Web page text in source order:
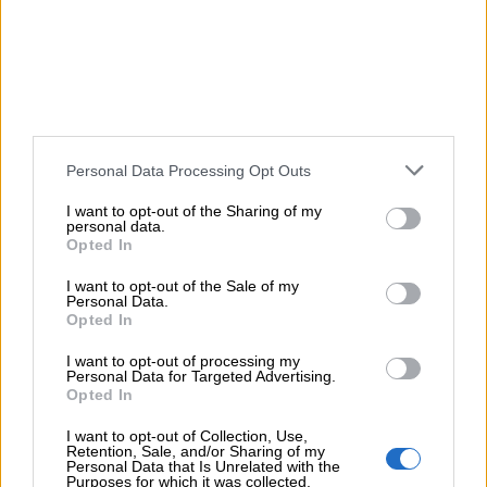
Personal Data Processing Opt Outs
I want to opt-out of the Sharing of my
personal data.
Opted In
I want to opt-out of the Sale of my
Personal Data.
Opted In
I want to opt-out of processing my
Personal Data for Targeted Advertising.
Opted In
I want to opt-out of Collection, Use,
Retention, Sale, and/or Sharing of my
Personal Data that Is Unrelated with the
Purposes for which it was collected.
Quiz a scelta multipla
Stampa